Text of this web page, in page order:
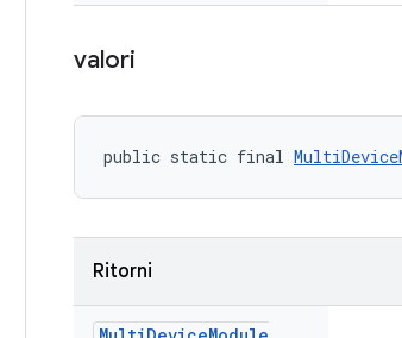
valori
public static final
Ritorni